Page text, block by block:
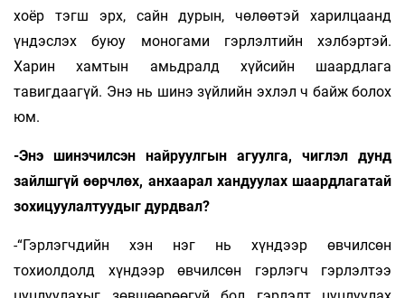
хоёр тэгш эрх, сайн дурын, чөлөөтэй харилцаанд
үндэслэх буюу моногами гэрлэлтийн хэлбэртэй.
Харин хамтын амьдралд хүйсийн шаардлага
тавигдаагүй. Энэ нь шинэ зүйлийн эхлэл ч байж болох
юм.
-Энэ шинэчилсэн найруулгын агуулга, чиглэл дунд
зайлшгүй өөрчлөх, анхаарал хандуулах шаардлагатай
зохицуулалтуудыг дурдвал?
-“Гэрлэгчдийн хэн нэг нь хүндээр өвчилсөн
тохиолдолд хүндээр өвчилсөн гэрлэгч гэрлэлтээ